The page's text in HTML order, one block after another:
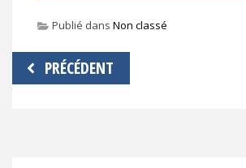
Publié dans Non classé
Navigation
de
PRÉCÉDENT